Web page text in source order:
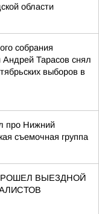
области
собрания
Андрей Тарасов снял
выборов в
про Нижний
съемочная группа
ВЫЕЗДНОЙ